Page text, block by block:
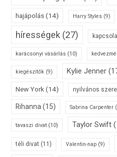
hajápolás(14) Harry Styles (9)
hírességek (27)
karácsonyi vásárlás (10)
kiegészítők (9) Kylie Jenner
New York(14) nyilvános
Rihanna(15) Sabrina Carpenter
tavaszi divat (10) Taylor Swift
téli divat (11) Valentin-nap (9)